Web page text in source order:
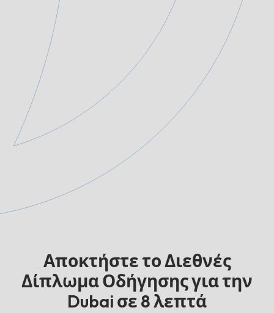
Αποκτήστε το Διεθνές
Δίπλωμα Οδήγησης για την
Dubai σε 8 λεπτά